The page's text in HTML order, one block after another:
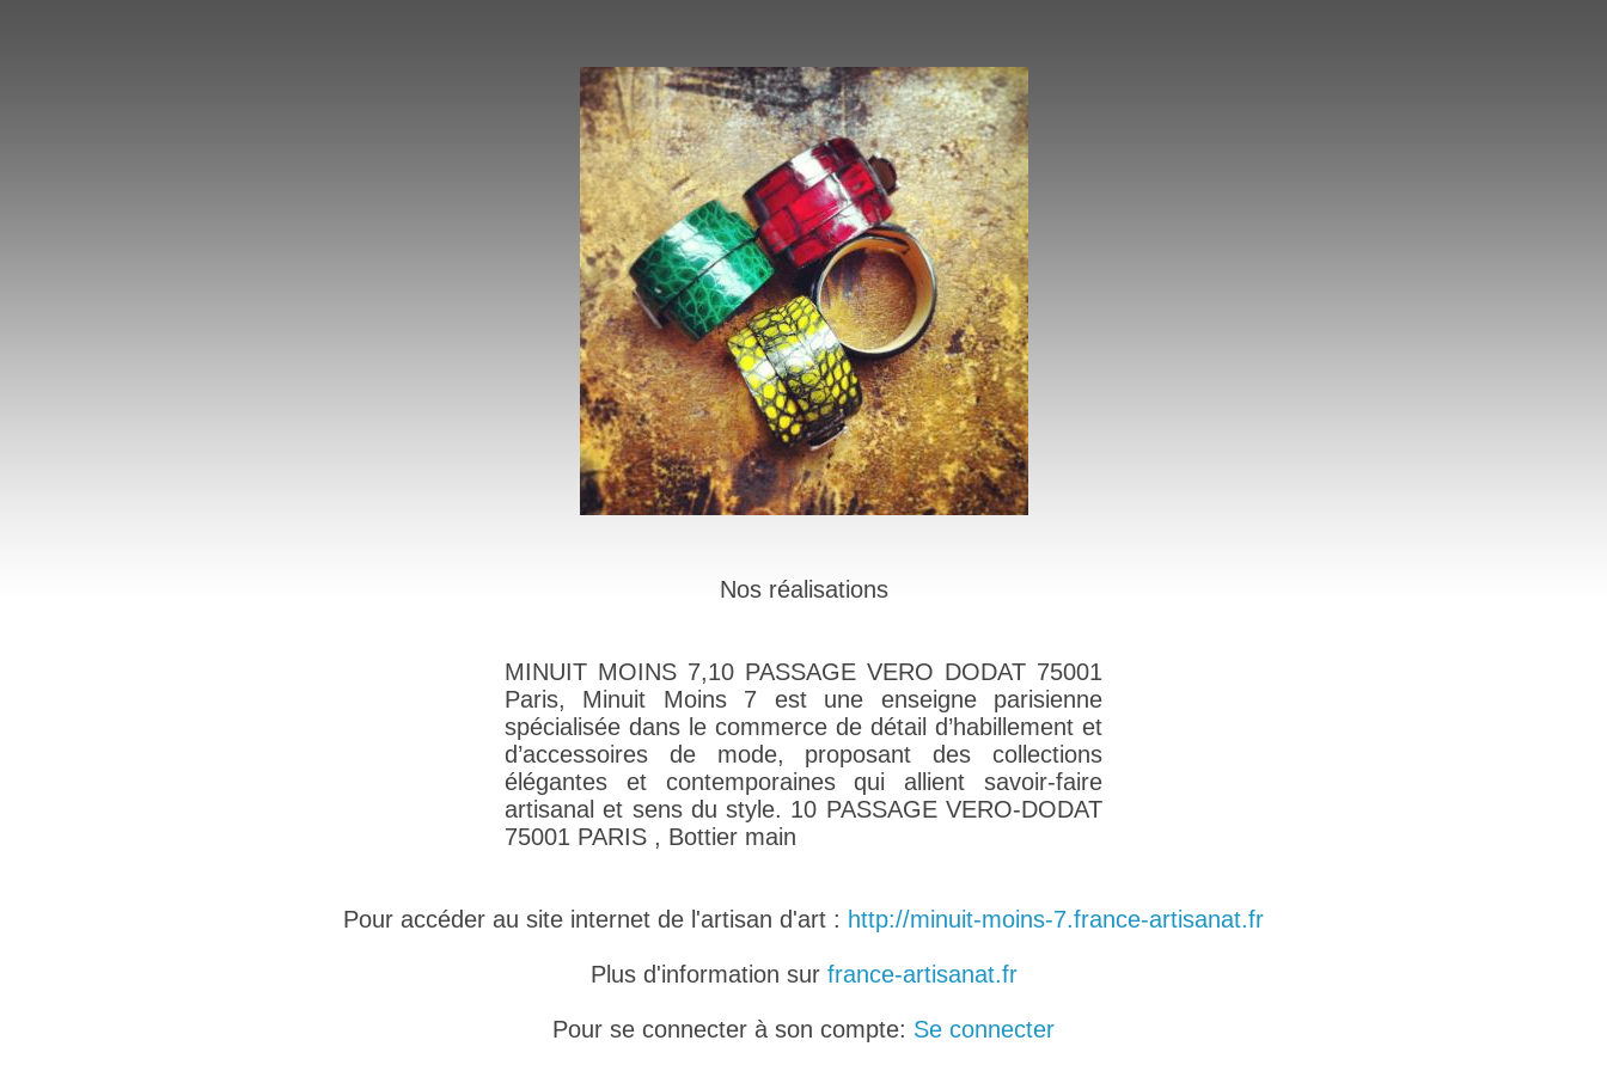
Nos réalisations
MINUIT MOINS 7,10 PASSAGE VERO DODAT 75001
Paris, Minuit Moins 7 est une enseigne parisienne
spécialisée dans le commerce de détail d’habillement et
d’accessoires de mode, proposant des collections
élégantes et contemporaines qui allient savoir-faire
artisanal et sens du style. 10 PASSAGE VERO-DODAT
75001 PARIS , Bottier main
Pour accéder au site internet de l'artisan d'art : http://minuit-moins-7.france-artisanat.fr
Plus d'information sur france-artisanat.fr
Pour se connecter à son compte: Se connecter